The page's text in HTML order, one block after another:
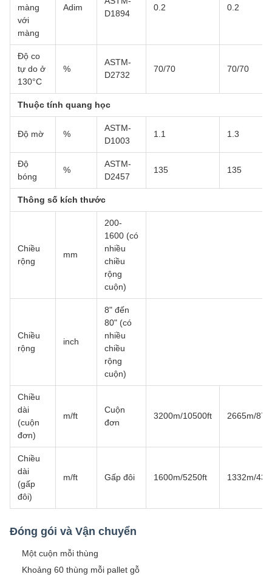
màng
với
màng
Adim
D1894
0.2 0.2
Độ co
tự do ở
130°C
%
ASTM-
D2732
70/70 70/70
Thuộc tính quang học
Độ mờ %
ASTM-
D1003
1.1 1.3
Độ
bóng
%
ASTM-
D2457
135 135
Thông số kích thước
Chiều
rộng
mm
200-
1600 (có
nhiều
chiều
rộng
cuộn)
Chiều
rộng
inch
8" đến
80" (có
nhiều
chiều
rộng
cuộn)
Chiều
dài
(cuộn
đơn)
m/ft
Cuộn
đơn
3200m/10500ft 2665m/
Chiều
dài
(gấp
đôi)
m/ft Gấp đôi 1600m/5250ft 1332m/
Đóng gói và Vận chuyển
Một cuộn mỗi thùng
Khoảng 60 thùng mỗi pallet gỗ